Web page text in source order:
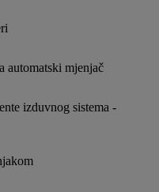
automatski mjenjač
izduvnog sistema -